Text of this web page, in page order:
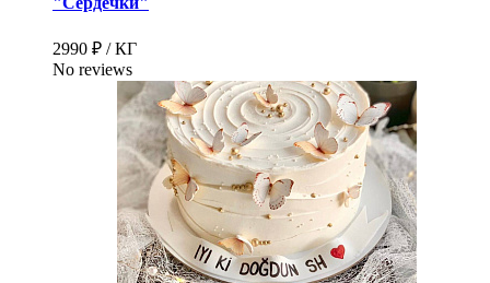
2990 ₽ / КГ
No reviews